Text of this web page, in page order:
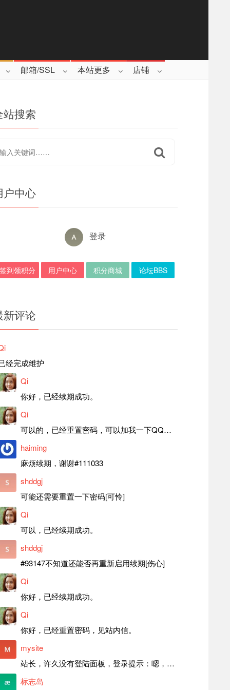
邮箱/SSL 本站更多 店铺
站搜索
户中心
登录
签到领积分 用户中心 积分商城 论坛BBS
新评论
经完成维护
Qi
你好，已经续期成功。
Qi
可以的，已经重置密码，可以加我一下QQ，留言后我就发密码给你。
haiming
麻烦续期，谢谢#111033
shddgj
可能还需要重置一下密码[可怜]
Qi
可以，已经续期成功。
shddgj
#93147不知道还能否再重新启用续期[伤心]
Qi
你好，已经续期成功。
Qi
你好，已经重置密码，见站内信。
mysite
站长，许久没有登陆面板，登录提示：嗯，登录详细信息似乎不正确。请重试。 网站还可以正常使用。如果是密码问题请帮忙重置一下密码。谢谢。订单号：97790，账号：aa20210950。 站长，提交了工单，你回复续期成功，不过我的问题是面部登陆信息有问题，一直是初始密码，现在无法登陆，有时间麻烦排查一下。
标志岛